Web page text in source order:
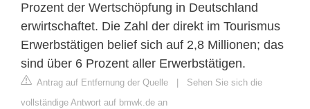
Prozent der Wertschöpfung in Deutschland
erwirtschaftet. Die Zahl der direkt im Tourismus
Erwerbstätigen belief sich auf 2,8 Millionen; das
sind über 6 Prozent aller Erwerbstätigen.
Antrag auf Entfernung der Quelle
Sehen Sie sich die
vollständige Antwort auf bmwk.de an